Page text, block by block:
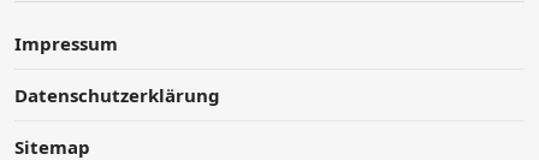
Impressum
Datenschutzerklärung
Sitemap